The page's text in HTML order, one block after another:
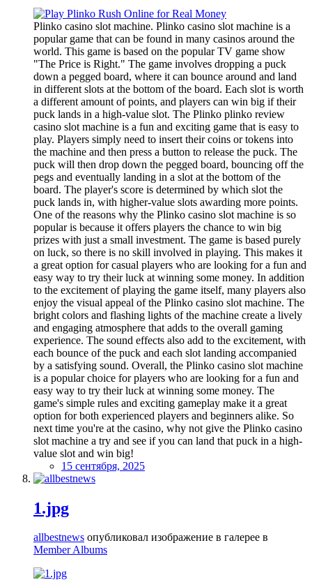
Plinko casino slot machine. Plinko casino slot machine is a
popular game that can be found in many casinos around the
world. This game is based on the popular TV game show
"The Price is Right." The game involves dropping a puck
down a pegged board, where it can bounce around and land
in different slots at the bottom of the board. Each slot is worth
a different amount of points, and players can win big if their
puck lands in a high-value slot. The Plinko plinko review
casino slot machine is a fun and exciting game that is easy to
play. Players simply need to insert their coins or tokens into
the machine and then press a button to release the puck. The
puck will then drop down the pegged board, bouncing off the
pegs and eventually landing in a slot at the bottom of the
board. The player's score is determined by which slot the
puck lands in, with higher-value slots awarding more points.
One of the reasons why the Plinko casino slot machine is so
popular is because it offers players the chance to win big
prizes with just a small investment. The game is based purely
on luck, so there is no skill involved in playing. This makes it
a great option for casual players who are looking for a fun and
easy way to try their luck at winning some money. In addition
to the excitement of playing the game itself, many players also
enjoy the visual appeal of the Plinko casino slot machine. The
bright colors and flashing lights of the machine create a lively
and engaging atmosphere that adds to the overall gaming
experience. The sound effects also add to the excitement, with
each bounce of the puck and each slot landing accompanied
by a satisfying sound. Overall, the Plinko casino slot machine
is a popular choice for players who are looking for a fun and
easy way to try their luck at winning some money. The
game's simple rules and exciting gameplay make it a great
option for both experienced players and beginners alike. So
next time you're at the casino, why not give the Plinko casino
slot machine a try and see if you can land that puck in a high-
value slot and win big!
15 сентября, 2025
1.jpg
allbestnews опубликовал изображение в галерее в
Member Albums